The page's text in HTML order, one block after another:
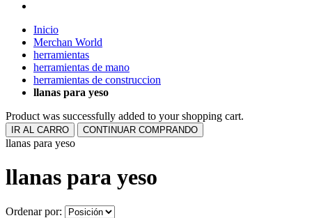
Inicio
Merchan World
herramientas
herramientas de mano
herramientas de construccion
llanas para yeso
Product was successfully added to your shopping cart.
IR AL CARRO CONTINUAR COMPRANDO
llanas para yeso
llanas para yeso
Ordenar por: